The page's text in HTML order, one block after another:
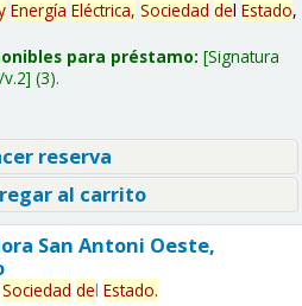
Energía Eléctrica, Sociedad del Estado,
para préstamo: Signatura
(3).
reserva
al carrito
San Antoni Oeste,
Sociedad del Estado.